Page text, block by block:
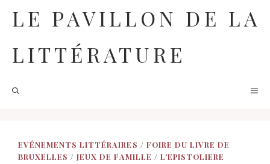
contenu
LE PAVILLON DE LA
LITTÉRATURE
EVÉNEMENTS LITTÉRAIRES / FOIRE DU LIVRE DE
BRUXELLES /JEUX DE FAMILLE / L'EPISTOLIERE